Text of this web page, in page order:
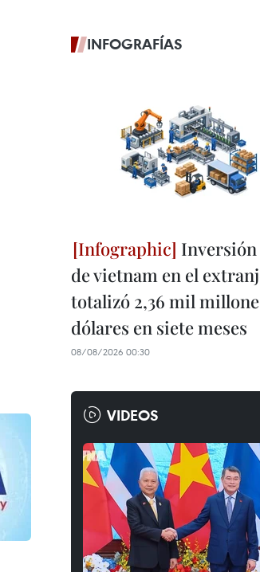
INFOGRAFÍAS
de vietnam en el
totalizó 2,36 mil
dólares en siete meses
08/08/2026 00:30
VIDEOS